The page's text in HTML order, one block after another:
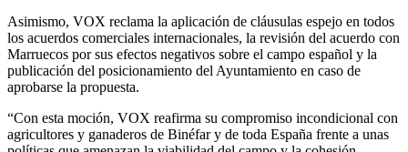
Asimismo, VOX reclama la aplicación de cláusulas espejo en todos
los acuerdos comerciales internacionales, la revisión del acuerdo con
Marruecos por sus efectos negativos sobre el campo español y la
publicación del posicionamiento del Ayuntamiento en caso de
aprobarse la propuesta.
“Con esta moción, VOX reafirma su compromiso incondicional con
agricultores y ganaderos de Binéfar y de toda España frente a unas